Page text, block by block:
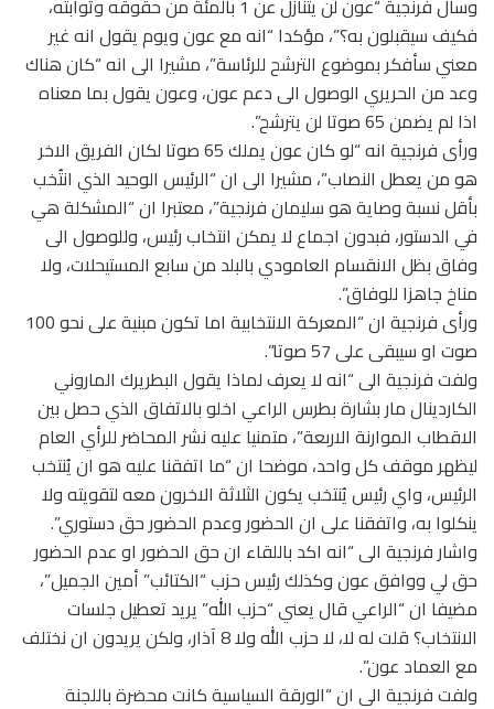
فكيف سيقبلون به؟”، مؤكدا “انه مع عون ويوم يقول انه غير
معني سأفكر بموضوع الترشح للرئاسة”، مشيرا الى انه “كان هناك
وعد من الحريري الوصول الى دعم عون، وعون يقول بما معناه
اذا لم يضمن 65 صوتا لن يترشح”.
ورأى فرنجية انه “لو كان عون يملك 65 صوتا لكان الفريق الاخر
هو من يعطل النصاب”، مشيرا الى ان “الرئيس الوحيد الذي انتُخب
بأقل نسبة وصاية هو سليمان فرنجية”، معتبرا ان “المشكلة هي
في الدستور، فبدون اجماع لا يمكن انتخاب رئيس، وللوصول الى
وفاق بظل الانقسام العامودي بالبلد من سابع المستيحلات، ولا
مناخ جاهزا للوفاق”.
ورأى فرنجية ان “المعركة الانتخابية اما تكون مبنية على نحو 100
صوت او سيبقى على 57 صوتا”.
ولفت فرنجية الى “انه لا يعرف لماذا يقول البطريرك الماروني
الكاردينال مار بشارة بطرس الراعي اخلو بالاتفاق الذي حصل بين
الاقطاب الموارنة الاربعة”، متمنيا عليه نشر المحاضر للرأي العام
ليظهر موقف كل واحد، موضحا ان “ما اتفقنا عليه هو ان يُنتخب
الرئيس، واي رئيس يُنتخب يكون الثلاثة الاخرون معه لتقويته ولا
ينكلوا به، واتفقنا على ان الحضور وعدم الحضور حق دستوري”.
واشار فرنجية الى “انه اكد باللقاء ان حق الحضور او عدم الحضور
حق لي ووافق عون وكذلك رئيس حزب “الكتائب” أمين الجميل”،
مضيفا ان “الراعي قال يعني “حزب الله” يريد تعطيل جلسات
الانتخاب؟ قلت له لا، لا حزب الله ولا 8 آذار، ولكن يريدون ان نختلف
مع العماد عون”.
ولفت فرنجية الى ان “الورقة السياسية كانت محضرة باللجنة